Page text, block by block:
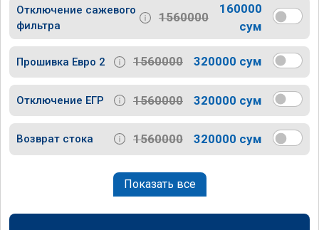
Отключение сажевого
фильтра
1560000
160000
сум
Прошивка Евро 2 1560000 320000 сум
Отключение ЕГР 1560000 320000 сум
Возврат стока 1560000 320000 сум
Показать все